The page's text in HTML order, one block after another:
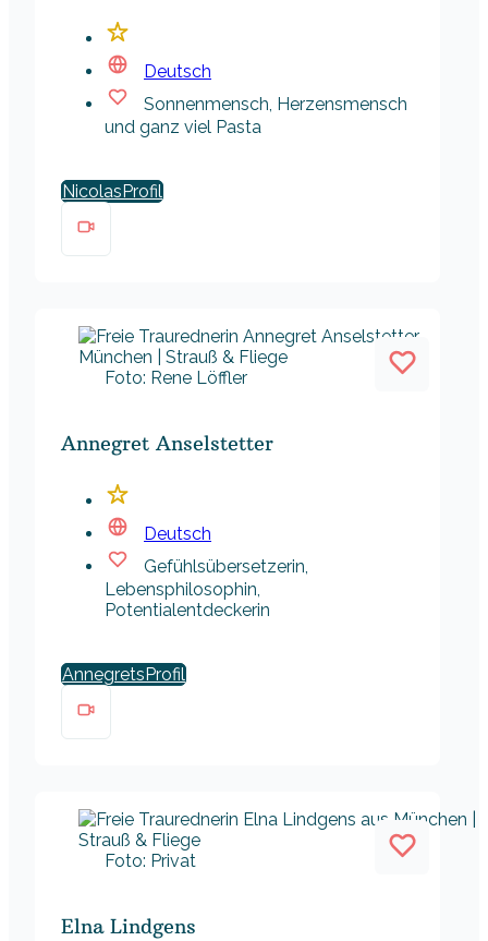
Deutsch
Sonnenmensch, Herzensmensch
und ganz viel Pasta
Nicolas
Foto: Rene Löffler
Annegret Anselstetter
Deutsch
Gefühlsübersetzerin,
Lebensphilosophin,
Potentialentdeckerin
Annegrets
Foto: Privat
Elna Lindgens